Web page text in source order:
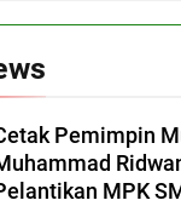
Pemimpin
MPK